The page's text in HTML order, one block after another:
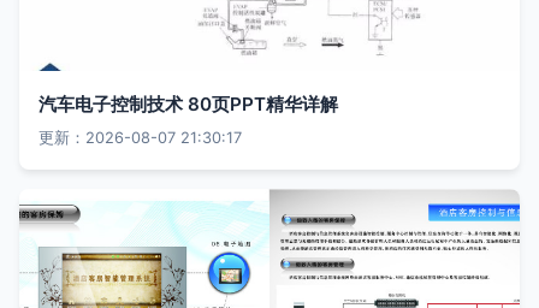
汽车电子控制技术 80页PPT精华详解
更新：2026-08-07 21:30:17